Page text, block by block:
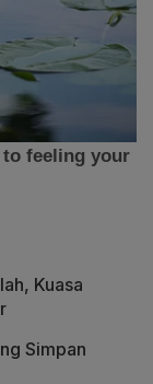
Kuasa
Simpan